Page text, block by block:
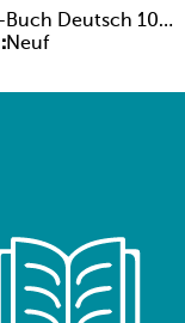
Deutsch 10
Neuf